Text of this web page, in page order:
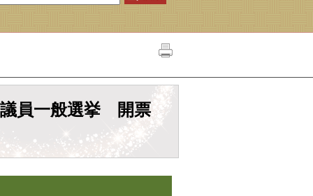
議員一般選挙 開票